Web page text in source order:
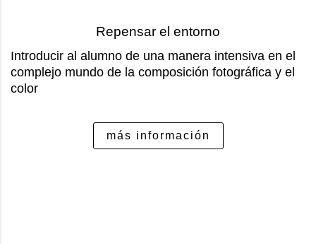
Repensar el entorno
Introducir al alumno de una manera intensiva en el
complejo mundo de la composición fotográfica y el
color
más información